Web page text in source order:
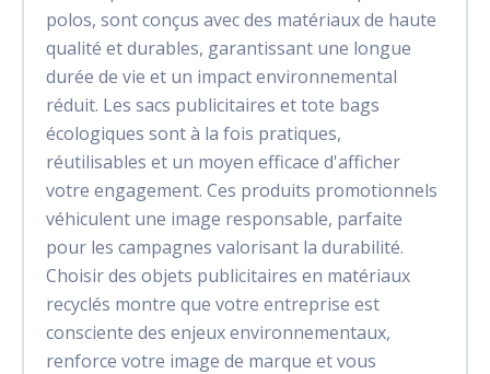
polos, sont conçus avec des matériaux de haute
qualité et durables, garantissant une longue
durée de vie et un impact environnemental
réduit. Les sacs publicitaires et tote bags
écologiques sont à la fois pratiques,
réutilisables et un moyen efficace d'afficher
votre engagement. Ces produits promotionnels
véhiculent une image responsable, parfaite
pour les campagnes valorisant la durabilité.
Choisir des objets publicitaires en matériaux
recyclés montre que votre entreprise est
consciente des enjeux environnementaux,
renforce votre image de marque et vous